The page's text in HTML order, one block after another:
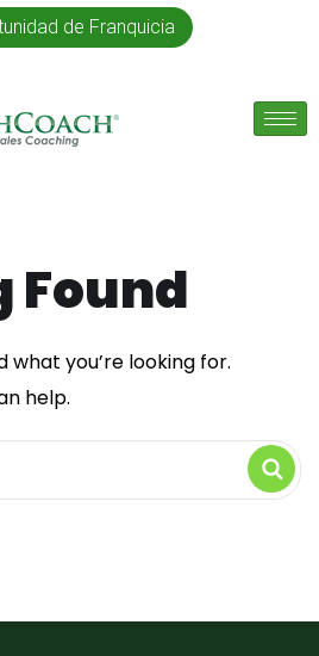
de Franquicia
Found
what you’re looking for.
help.